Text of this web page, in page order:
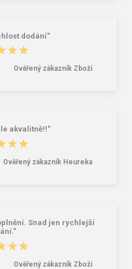
dodání“
Ověřený zákazník Zboží
akvalitně!!“
Ověřený zákazník Heureka
Snad jen rychlejší
Ověřený zákazník Zboží